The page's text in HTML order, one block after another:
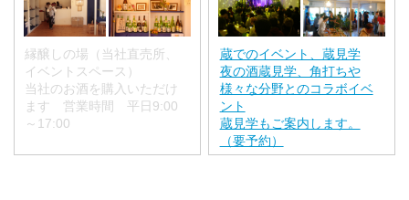
縁醸しの場（当社直売所、
イベントスペース）
当社のお酒を購入いただけ
ます 営業時間 平日9:00
～17:00
蔵でのイベント、蔵見学
夜の酒蔵見学、角打ちや
様々な分野とのコラボイベ
ント
蔵見学もご案内します。
（要予約）